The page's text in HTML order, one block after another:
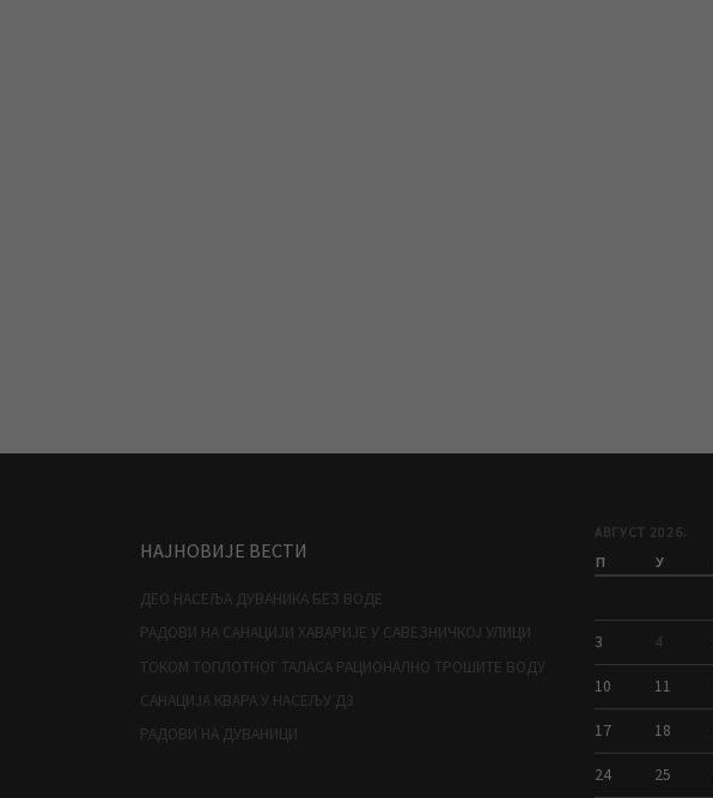
НАЈНОВИЈЕ ВЕСТИ
ДЕО НАСЕЉА ДУВАНИКА БЕЗ ВОДЕ
РАДОВИ НА САНАЦИЈИ ХАВАРИЈЕ У САВЕЗНИЧКОЈ УЛИЦИ
ТОКОМ ТОПЛОТНОГ ТАЛАСА РАЦИОНАЛНО ТРОШИТЕ ВОДУ
САНАЦИЈА КВАРА У НАСЕЉУ Д3
РАДОВИ НА ДУВАНИЦИ
АВГУСТ 2026.
П У
3 4
10 11
17 18
24 25